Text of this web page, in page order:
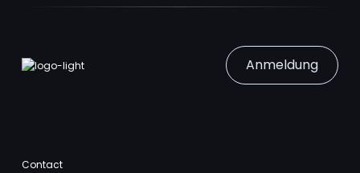
Anmeldung
Contact